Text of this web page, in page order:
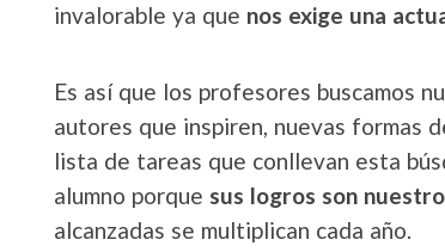
invalorable ya que nos exige una
Es así que los profesores buscamos
autores que inspiren, nuevas formas
lista de tareas que conllevan esta
alumno porque sus logros son
alcanzadas se multiplican cada año.